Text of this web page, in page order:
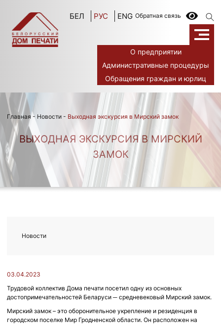
БЕЛ РУС ENG Обратная связь
О предприятии
Административные процедуры
Обращения граждан и юрлиц
Главная- Новости - Выходная экскурсия в Мирский замок
ВЫХОДНАЯ ЭКСКУРСИЯ В МИРСКИЙ
ЗАМОК
03.04.2023
Трудовой коллектив Дома печати посетил одну из основных
достопримечательностей Беларуси ─ средневековый Мирский замок.
Мирский замок – это оборонительное укрепление и резиденция в
городском поселке Мир Гродненской области. Он расположен на
Новости